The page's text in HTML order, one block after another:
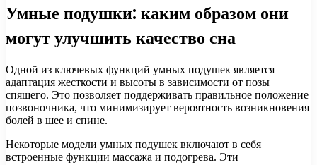
Умные подушки: каким образом они
могут улучшить качество сна
Одной из ключевых функций умных подушек является
адаптация жесткости и высоты в зависимости от позы
спящего. Это позволяет поддерживать правильное положение
позвоночника, что минимизирует вероятность возникновения
болей в шее и спине.
Некоторые модели умных подушек включают в себя
встроенные функции массажа и подогрева. Эти